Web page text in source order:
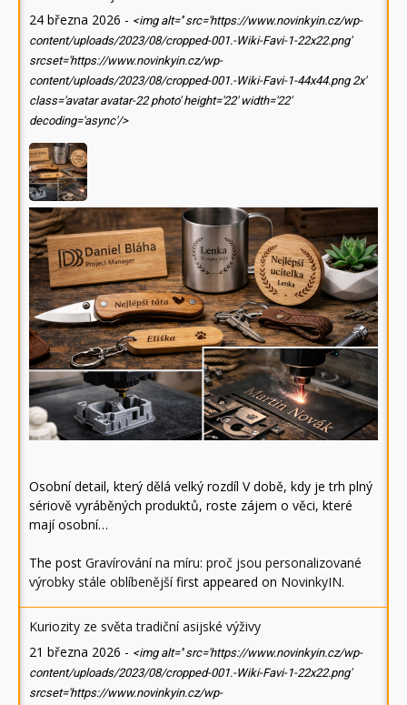
24 března 2026 - <img alt='' src='https://www.novinkyin.cz/wp-
content/uploads/2023/08/cropped-001.-Wiki-Favi-1-22x22.png'
srcset='https://www.novinkyin.cz/wp-
content/uploads/2023/08/cropped-001.-Wiki-Favi-1-44x44.png 2x'
class='avatar avatar-22 photo' height='22' width='22'
decoding='async'/>
Osobní detail, který dělá velký rozdíl V době, kdy je trh plný
sériově vyráběných produktů, roste zájem o věci, které
mají osobní…
The post Gravírování na míru: proč jsou personalizované
výrobky stále oblíbenějšífirst appeared on NovinkyIN.
Kuriozity ze světa tradiční asijské výživy
21 března 2026 - <img alt='' src='https://www.novinkyin.cz/wp-
content/uploads/2023/08/cropped-001.-Wiki-Favi-1-22x22.png'
srcset='https://www.novinkyin.cz/wp-